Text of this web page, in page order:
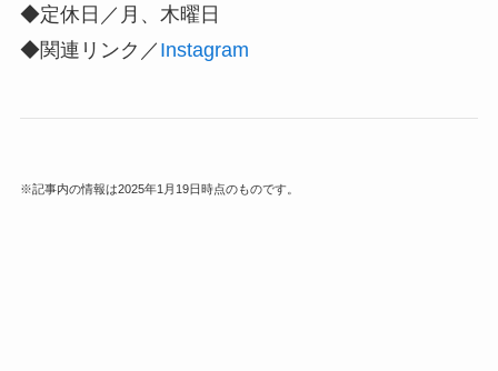
◆定休日／月、木曜日
◆関連リンク／ Instagram
※記事内の情報は2025年1月19日時点のものです。